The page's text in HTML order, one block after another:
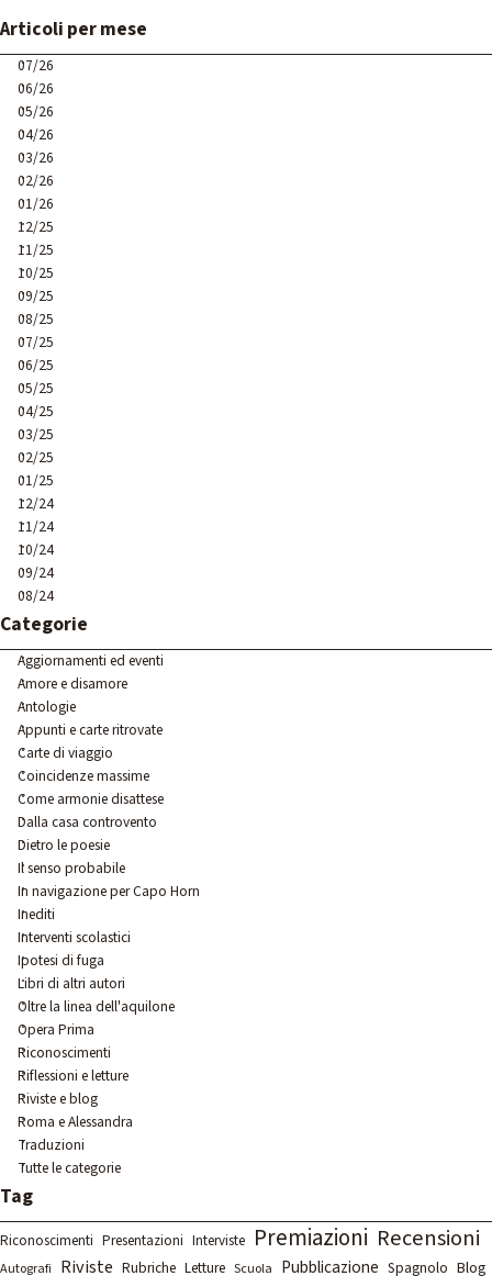
Salta blocco Articoli per mese
Articoli per mese
07/26
06/26
05/26
04/26
03/26
02/26
01/26
12/25
11/25
10/25
09/25
08/25
07/25
06/25
05/25
04/25
03/25
02/25
01/25
12/24
11/24
10/24
09/24
08/24
Salta blocco Categorie
Categorie
Aggiornamenti ed eventi
Amore e disamore
Antologie
Appunti e carte ritrovate
Carte di viaggio
Coincidenze massime
Come armonie disattese
Dalla casa controvento
Dietro le poesie
Il senso probabile
In navigazione per Capo Horn
Inediti
Interventi scolastici
Ipotesi di fuga
Libri di altri autori
Oltre la linea dell'aquilone
Opera Prima
Riconoscimenti
Riflessioni e letture
Riviste e blog
Roma e Alessandra
Traduzioni
Tutte le categorie
Salta blocco Tag
Tag
Riconoscimenti Presentazioni Interviste Premiazioni Recensioni
Autografi Riviste Rubriche Letture Scuola Pubblicazione Spagnolo Blog